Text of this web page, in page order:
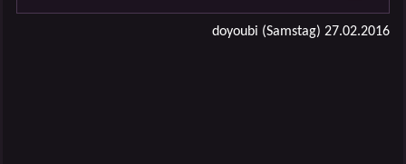
doyoubi (Samstag) 27.02.2016